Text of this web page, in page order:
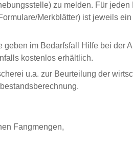
zu melden. Für jeden
Merkblätter) ist jeweils
im Bedarfsfall Hilfe bei der
kostenlos erhältlich.
u.a. zur Beurteilung der
Fangmengen,